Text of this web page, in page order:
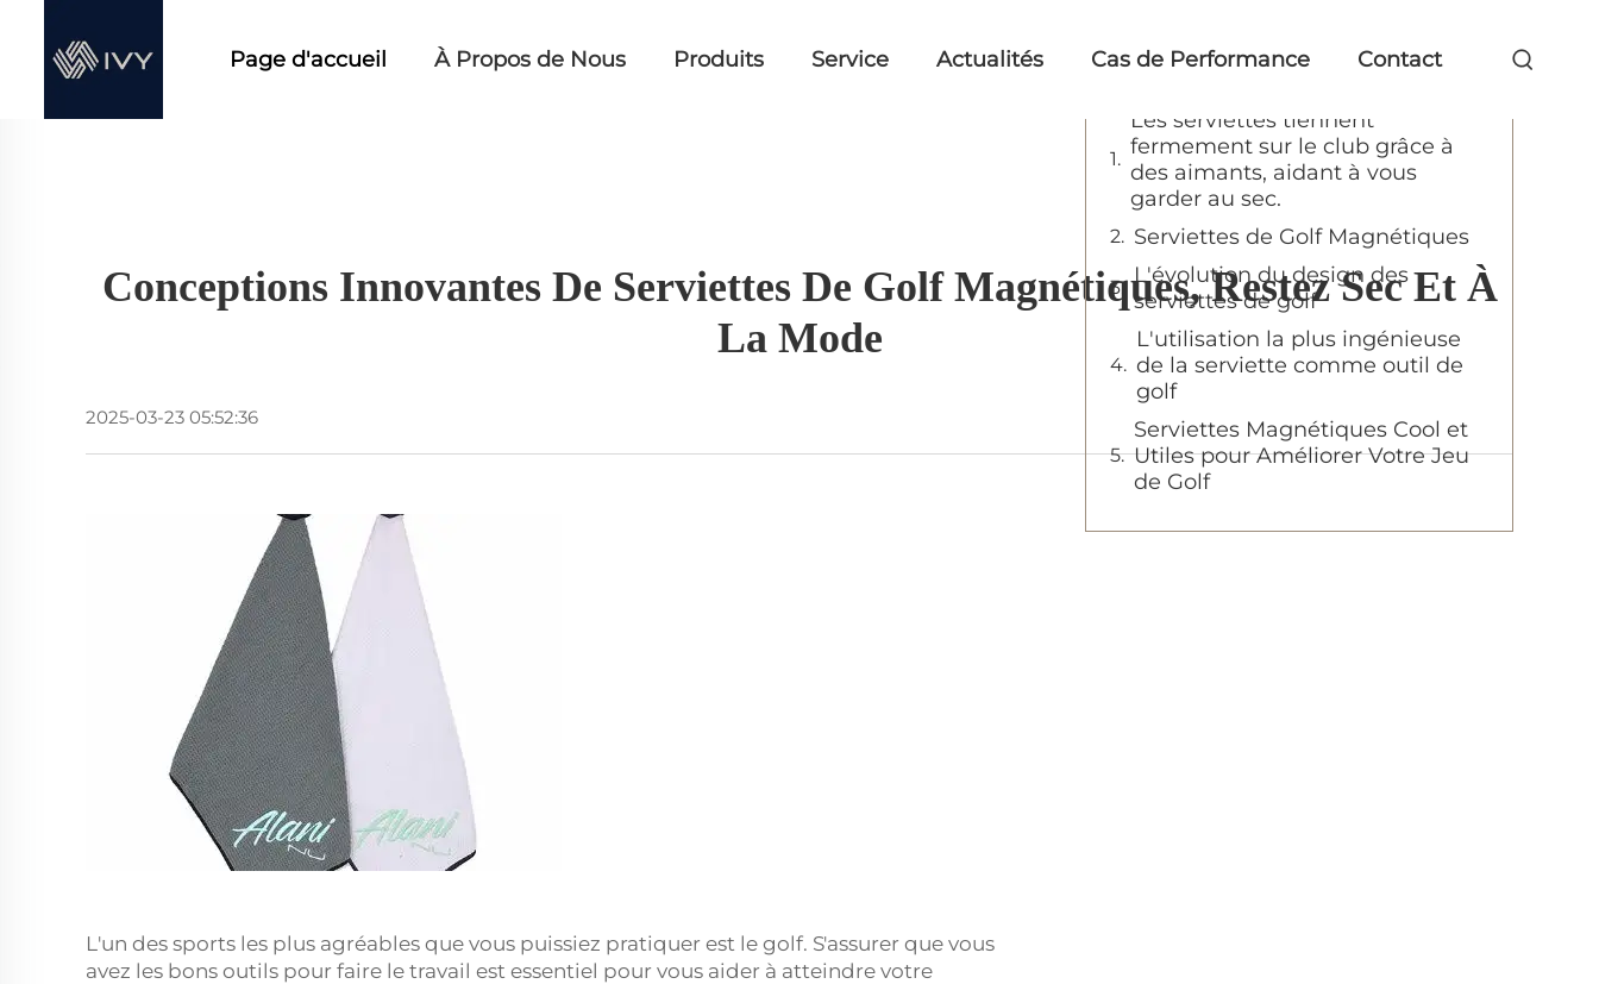
Page d'accueil À Propos de Nous Produits Service Actualités Cas de Performance Contact
Conceptions Innovantes De Serviettes De Golf Magnétiques, Restez Sec Et À
La Mode
2025-03-23 05:52:36
L'un des sports les plus agréables que vous puissiez pratiquer est le golf. S'assurer que vous
avez les bons outils pour faire le travail est essentiel pour vous aider à atteindre votre
Les serviettes tiennent
fermement sur le club grâce à
des aimants, aidant à vous
garder au sec.
Serviettes de Golf Magnétiques
L'évolution du design des
serviettes de golf
L'utilisation la plus ingénieuse
de la serviette comme outil de
golf
Serviettes Magnétiques Cool et
Utiles pour Améliorer Votre Jeu
de Golf